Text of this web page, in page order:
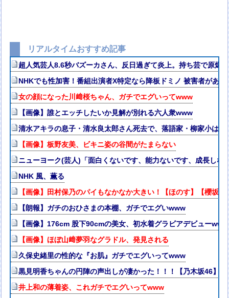
リアルタイムおすすめ記事
超人気芸人8.6秒バズーカさん、反日過ぎて炎上。持ち芸で原爆
NHKでも性加害！番組出演者X特定なら降板ドミノ 被害者があ
女の顔になった川﨑桜ちゃん、ガチでエグいってwww
【画像】誰とエッチしたいか見解が別れる六人衆www
清水アキラの息子・清水良太郎さん死去で、落語家・柳家小は
【画像】板野友美、ビキニ姿の谷間がたまらない
ニューヨーク(芸人)「面白くないです、能力ないです、成長し
NHK 風、薫る
【画像】田村保乃のパイもなかなか大きい！【ほのす】【櫻坂46
【朗報】ガチのおひさまの本棚、ガチでエグいwww
【画像】176cm 股下90cmの美女、初水着グラビアデビュー
【画像】ほぼ山﨑夢羽なグラドル、発見される
久保史緒里の性的な『お肌』ガチでエグいってwww
黒見明香ちゃんの円陣の声出しが凄かった！！！【乃木坂46】
井上和の薄着姿、これガチでエグいってwww